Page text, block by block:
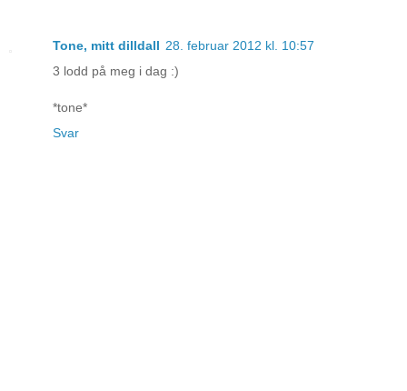
Tone, mitt dilldall 28. februar 2012 kl. 10:57
3 lodd på meg i dag :)
*tone*
Svar